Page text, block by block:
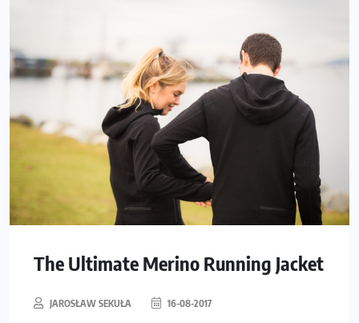
The Ultimate Merino Running Jacket
JAROSŁAW SEKUŁA 16-08-2017